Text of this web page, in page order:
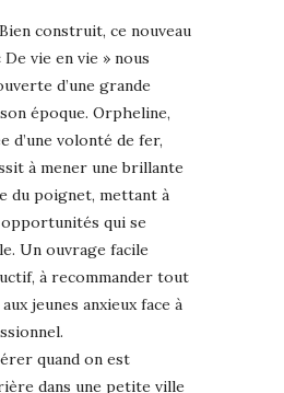
construit, ce nouveau
vie en vie » nous
d’une grande
époque. Orpheline,
d’une volonté de fer,
à mener une brillante
du poignet, mettant à
qui se
Un ouvrage facile
à recommander tout
jeunes anxieux face à
quand on est
dans une petite ville